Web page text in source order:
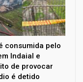
consumida pelo
Indaial e
de provocar
é detido